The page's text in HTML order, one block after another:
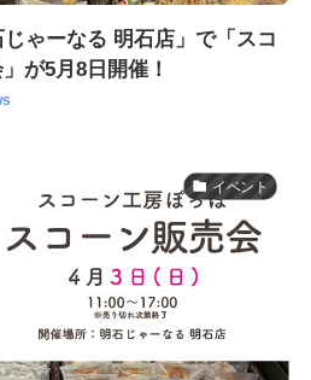
じゃーなる 明石店」で「スコ
が5月8日開催！
イベント